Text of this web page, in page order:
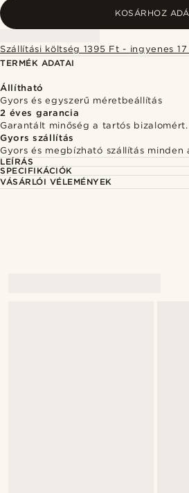
KOSÁRHOZ
Szállítási költség 1395
TERMÉK ADATAI
Állítható
Gyors és egyszerű méretbeállítás
2 éves garancia
Garantált minőség a tartós bizalomért.
Gyors szállítás
Gyors és megbízható szállítás minden
LEÍRÁS
SPECIFIKÁCIÓK
VÁSÁRLÓI VÉLEMÉNYEK